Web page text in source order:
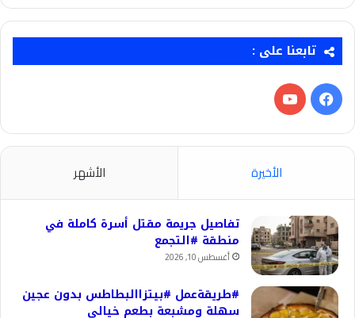
تابعنا على :
فيسبوك‫YouTube
الأخيرة الأشهر
تفاصيل جريمة مقتل أسرة كاملة في
منطقة #التجمع
أغسطس 10, 2026
#طريقةعمل #بيتزاالبطاطس بدون عجين
سهلة ومشبعة بطعم خيالي